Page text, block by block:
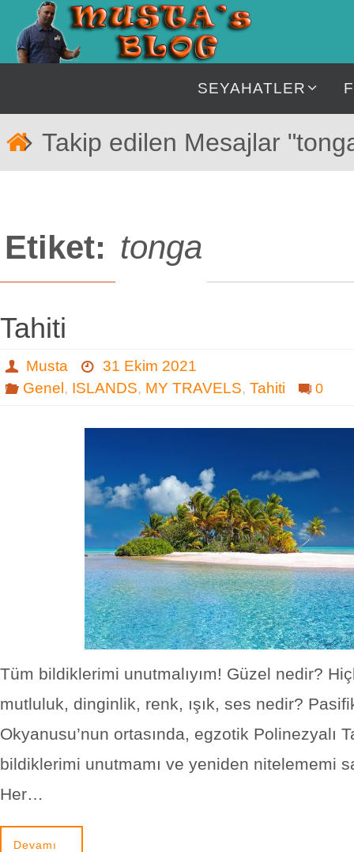
İçeriğe
geç
SEYAHATLER
Takip edilen Mesajlar
Etiket: tonga
Tahiti
Musta
31 Ekim 2021
Genel , ISLANDS, MY TRAVELS, Tahiti 0
Tüm bildiklerimi unutmalıyım! Güzel nedir?
mutluluk, dinginlik, renk, ışık, ses nedir?
Okyanusu’nun ortasında, egzotik Polinezyalı
bildiklerimi unutmamı ve yeniden nitelememi
Her…
Devamı